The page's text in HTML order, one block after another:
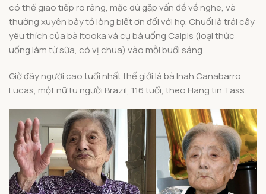
có thể giao tiếp rõ ràng, mặc dù gặp vấn đề về nghe, và
thường xuyên bày tỏ lòng biết ơn đối với họ. Chuối là trái cây
yêu thích của bà Itooka và cụ bà uống Calpis (loại thức
uống làm từ sữa, có vị chua) vào mỗi buổi sáng.
Giờ đây người cao tuổi nhất thế giới là bà Inah Canabarro
Lucas, một nữ tu người Brazil, 116 tuổi, theo Hãng tin Tass.